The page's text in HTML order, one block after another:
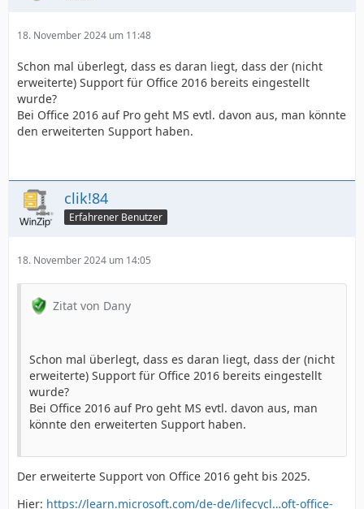
18. November 2024 um 11:48
Schon mal überlegt, dass es daran liegt, dass der (nicht
erweiterte) Support für Office 2016 bereits eingestellt
wurde?
Bei Office 2016 auf Pro geht MS evtl. davon aus, man könnte
den erweiterten Support haben.
clik!84
Erfahrener Benutzer
18. November 2024 um 14:05
Zitat von Dany
Schon mal überlegt, dass es daran liegt, dass der (nicht
erweiterte) Support für Office 2016 bereits eingestellt
wurde?
Bei Office 2016 auf Pro geht MS evtl. davon aus, man
könnte den erweiterten Support haben.
Der erweiterte Support von Office 2016 geht bis 2025.
Hier: https://learn.microsoft.com/de-de/lifecycl…oft-office-